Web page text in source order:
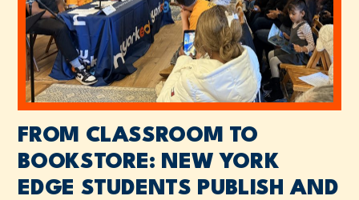
FROM CLASSROOM TO
BOOKSTORE: NEW YORK
EDGE STUDENTS PUBLISH AND